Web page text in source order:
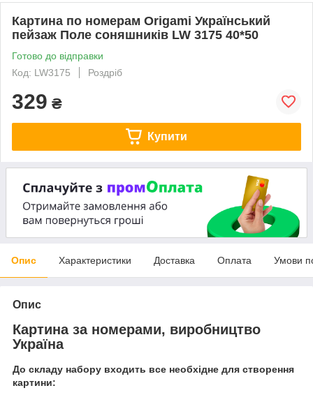
Картина по номерам Origamі Український
пейзаж Поле соняшників LW 3175 40*50
Готово до відправки
Код: LW3175
Роздріб
329 ₴
Купити
Опис Характеристики Доставка Оплата Умови
Опис
Картина за номерами, виробництво
Україна
До складу набору входить все необхідне для створення
картини: